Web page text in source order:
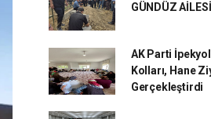
GÜNDÜZ
AK Parti
Kolları, Hane
Gerçekleştirdi